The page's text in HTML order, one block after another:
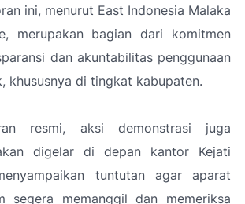
ini, menurut East Indonesia Malaka
merupakan bagian dari komitmen
dan akuntabilitas penggunaan
khususnya di tingkat kabupaten.
resmi, aksi demonstrasi juga
digelar di depan kantor Kejati
tuntutan agar aparat
segera memanggil dan memeriksa